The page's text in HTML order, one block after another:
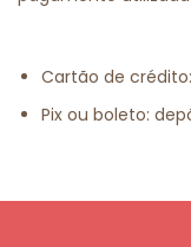
Cartão de
Pix ou boleto: